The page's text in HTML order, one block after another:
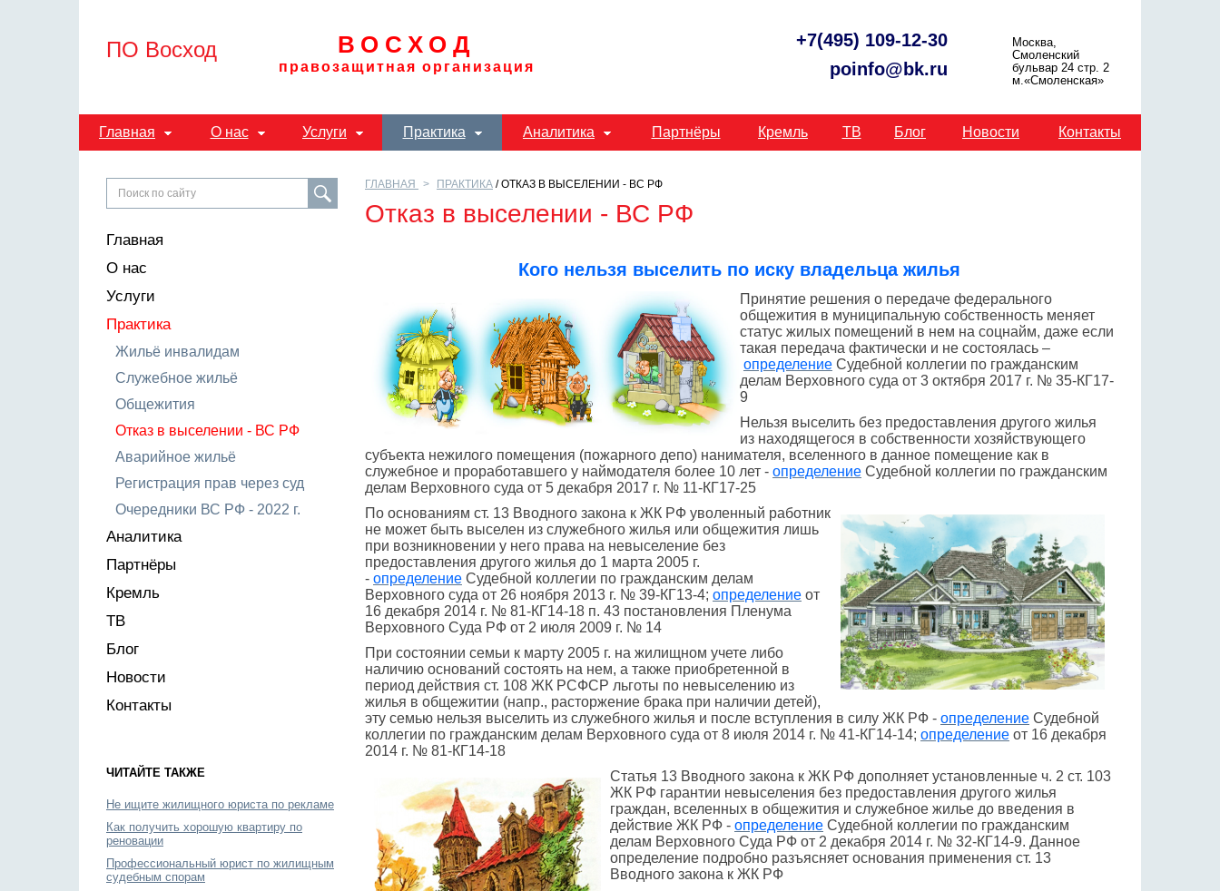
ПО Восход ВОСХОД
правозащитная организация
+7(495) 109-12-30
poinfo@bk.ru
Москва,
Смоленский
бульвар 24 стр. 2
м.«Смоленская»
Главная О нас Услуги Практика Аналитика Партнёры Кремль ТВ Блог Новости Контакты
Главная
О нас
Услуги
Практика
Жильё инвалидам
Служебное жильё
Общежития
Отказ в выселении - ВС РФ
Аварийное жильё
Регистрация прав через суд
Очередники ВС РФ - 2022 г.
Аналитика
Партнёры
Кремль
ТВ
Блог
Новости
Контакты
ЧИТАЙТЕ ТАКЖЕ
Не ищите жилищного юриста по рекламе
Как получить хорошую квартиру по
реновации
Профессиональный юрист по жилищным
судебным спорам
ГЛАВНАЯ ПРАКТИКА / ОТКАЗ В ВЫСЕЛЕНИИ - ВС РФ
Отказ в выселении - ВС РФ
Кого нельзя выселить по иску владельца жилья
Принятие решения о передаче федерального
общежития в муниципальную собственность меняет
статус жилых помещений в нем на соцнайм, даже если
такая передача фактически и не состоялась –
определениеСудебной коллегии по гражданским
делам Верховного суда от 3 октября 2017 г. № 35-КГ17-
9
Нельзя выселить без предоставления другого жилья
из находящегося в собственности хозяйствующего
субъекта нежилого помещения (пожарного депо) нанимателя, вселенного в данное помещение как в
служебное и проработавшего у наймодателя более 10 лет - определение Судебной коллегии по гражданским
делам Верховного суда от 5 декабря 2017 г. № 11-КГ17-25
По основаниям ст. 13 Вводного закона к ЖК РФ уволенный работник
не может быть выселен из служебного жилья или общежития лишь
при возникновении у него права на невыселение без
предоставления другого жилья до 1 марта 2005 г.
- определение Судебной коллегии по гражданским делам
Верховного суда от 26 ноября 2013 г. № 39-КГ13-4; определение от
16 декабря 2014 г. № 81-КГ14-18 п. 43 постановления Пленума
Верховного Суда РФ от 2 июля 2009 г. № 14
При состоянии семьи к марту 2005 г. на жилищном учете либо
наличию оснований состоять на нем, а также приобретенной в
период действия ст. 108 ЖК РСФСР льготы по невыселению из
жилья в общежитии (напр., расторжение брака при наличии детей),
эту семью нельзя выселить из служебного жилья и после вступления в силу ЖК РФ - определение Судебной
коллегии по гражданским делам Верховного суда от 8 июля 2014 г. № 41-КГ14-14; определение от 16 декабря
2014 г. № 81-КГ14-18
Статья 13 Вводного закона к ЖК РФ дополняет установленные ч. 2 ст. 103
ЖК РФ гарантии невыселения без предоставления другого жилья
граждан, вселенных в общежития и служебное жилье до введения в
действие ЖК РФ - определение Судебной коллегии по гражданским
делам Верховного Суда РФ от 2 декабря 2014 г. № 32-КГ14-9. Данное
определение подробно разъясняет основания применения ст. 13
Вводного закона к ЖК РФ